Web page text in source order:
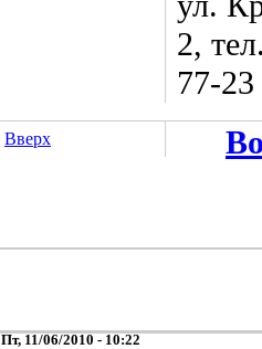
2,
77-23
Вверх
Пт, 11/06/2010 - 10:22